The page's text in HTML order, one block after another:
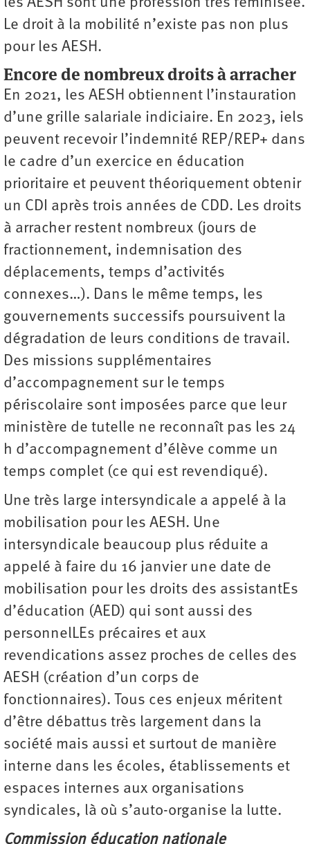
Le droit à la mobilité n’existe pas non plus
pour les AESH.
Encore de nombreux droits à arracher
En 2021, les AESH obtiennent l’instauration
d’une grille ­salariale indiciaire. En 2023, iels
peuvent recevoir l’indemnité REP/REP+ dans
le cadre d’un exercice en éducation
prioritaire et peuvent théoriquement obtenir
un CDI après trois années de CDD. Les droits
à arracher restent nombreux (jours de
fractionnement, indemnisation des
déplacements, temps d’activités
connexes…). Dans le même temps, les
gouvernements successifs poursuivent la
dégradation de leurs conditions de travail.
Des missions supplémentaires
d’accompagnement sur le temps
périscolaire sont imposées parce que leur
ministère de tutelle ne reconnaît pas les 24
h d’accompagnement d’élève comme un
temps complet (ce qui est revendiqué).
Une très large intersyndicale a appelé à la
mobilisation pour les AESH. Une
intersyndicale beaucoup plus réduite a
appelé à faire du 16 janvier une date de
mobilisation pour les droits des assistantEs
d’éducation (AED) qui sont aussi des
personnelLEs précaires et aux
revendications assez proches de celles des
AESH (création d’un corps de
fonctionnaires). Tous ces enjeux méritent
d’être débattus très largement dans la
société mais aussi et surtout de manière
interne dans les écoles, établissements et
espaces internes aux organisations
syndicales, là où s’auto-organise la lutte.
Commission éducation nationale